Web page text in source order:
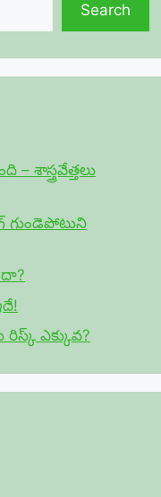
Search
శాస్త్రవేత్తలు
ఎక్కువ?